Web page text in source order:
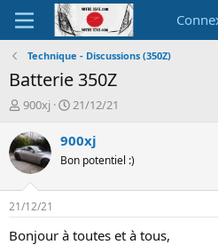
Technique - Discussions (350Z)
Batterie 350Z
A
t
e
u
r
d
e
l
900xj
D
t
d
é
b
21/12/21
900xj
Bon potentiel :)
21/12/21
Bonjour à toutes et à tous,